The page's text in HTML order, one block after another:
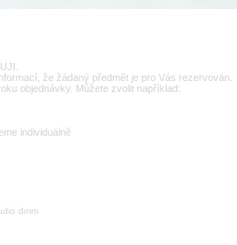
že žádaný předmět je pro Vás rezervován.
objednávky. Můžete zvolit například:
individuálně
dmm